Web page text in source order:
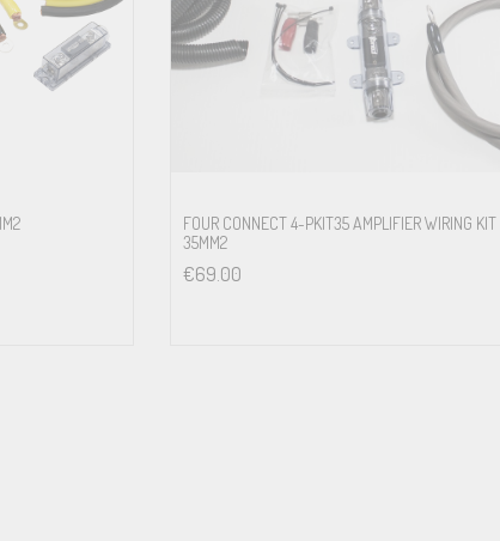
FOUR CONNECT 4-PKIT35 AMPLIFIER WIRING KIT
35MM2
€69.00